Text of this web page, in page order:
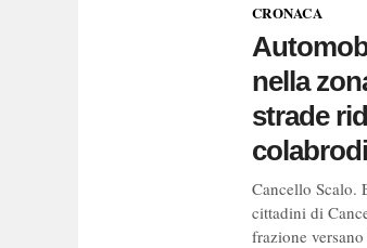
CRONACA
nella
strade
colabrodi
Cancello Scalo.
cittadini di
frazione